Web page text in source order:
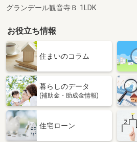
グランデール観音寺Ｂ 1LDK
お役立ち情報
住まいのコラム
暮らしのデータ
(補助金・助成金情報)
住宅ローン